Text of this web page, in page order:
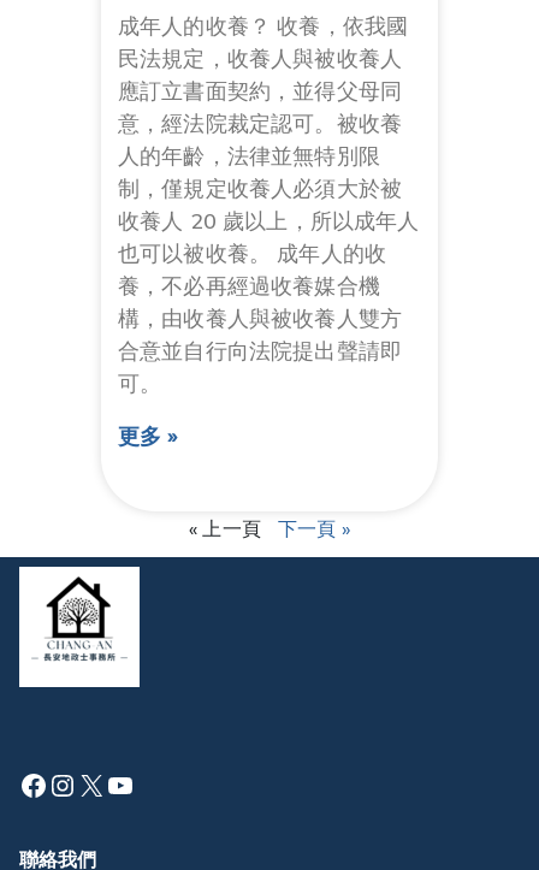
成年人的收養？ 收養，依我國
民法規定，收養人與被收養人
應訂立書面契約，並得父母同
意，經法院裁定認可。被收養
人的年齡，法律並無特別限
制，僅規定收養人必須大於被
收養人 20 歲以上，所以成年人
也可以被收養。 成年人的收
養，不必再經過收養媒合機
構，由收養人與被收養人雙方
合意並自行向法院提出聲請即
可。
更多 »
« 上一頁 下一頁 »
聯絡我們